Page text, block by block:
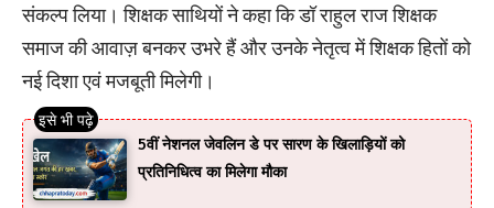
संकल्प लिया। शिक्षक साथियों ने कहा कि डॉ राहुल राज शिक्षक
समाज की आवाज़ बनकर उभरे हैं और उनके नेतृत्व में शिक्षक हितों को
नई दिशा एवं मजबूती मिलेगी।
5वीं नेशनल जेवलिन डे पर सारण के खिलाड़ियों को
प्रतिनिधित्व का मिलेगा मौका